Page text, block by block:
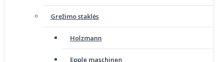
Gręžimo staklės
Holzmann
Epple maschinen